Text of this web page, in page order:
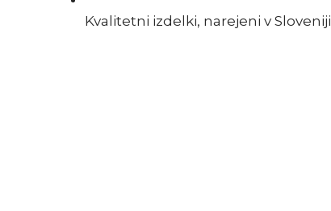
Kvalitetni izdelki, narejeni v Sloveniji